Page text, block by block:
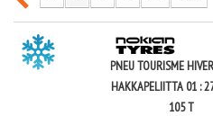
PNEU TOURISME
HAKKAPELIITTA 01 :
105 T